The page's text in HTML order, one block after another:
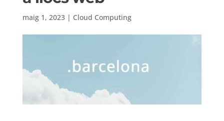
maig 1, 2023| Cloud Computing